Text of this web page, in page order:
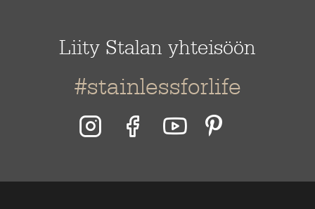
Liity Stalan yhteisöön
#stainlessforlife